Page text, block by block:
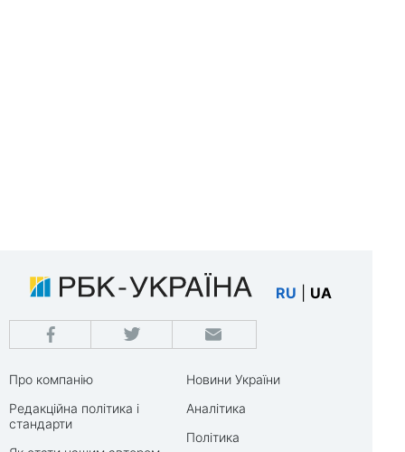
RU UA
Про компанію
Редакційна політика і
стандарти
Новини України
Аналітика
Політика